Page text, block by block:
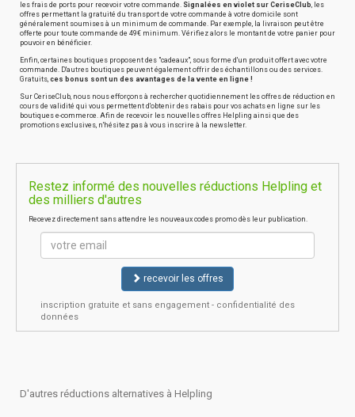
les frais de ports pour recevoir votre commande. Signalées en violet sur CeriseClub, les
offres permettant la gratuité du transport de votre commande à votre domicile sont
généralement soumises à un minimum de commande. Par exemple, la livraison peut être
offerte pour toute commande de 49€ minimum. Vérifiez alors le montant de votre panier pour
pouvoir en bénéficier.
Enfin, certaines boutiques proposent des "cadeaux", sous forme d'un produit offert avec votre
commande. D'autres boutiques peuvent également offrir des échantillons ou des services.
Gratuits, ces bonus sont un des avantages de la vente en ligne !
Sur CeriseClub, nous nous efforçons à rechercher quotidiennement les offres de réduction en
cours de validité qui vous permettent d'obtenir des rabais pour vos achats en ligne sur les
boutiques e-commerce. Afin de recevoir les nouvelles offres Helpling ainsi que des
promotions exclusives, n'hésitez pas à vous inscrire à la newsletter.
Restez informé des nouvelles réductions Helpling et
des milliers d'autres
Recevez directement sans attendre les nouveaux codes promo dès leur publication.
recevoir les offres
inscription gratuite et sans engagement - confidentialité des
données
D'autres réductions alternatives à Helpling